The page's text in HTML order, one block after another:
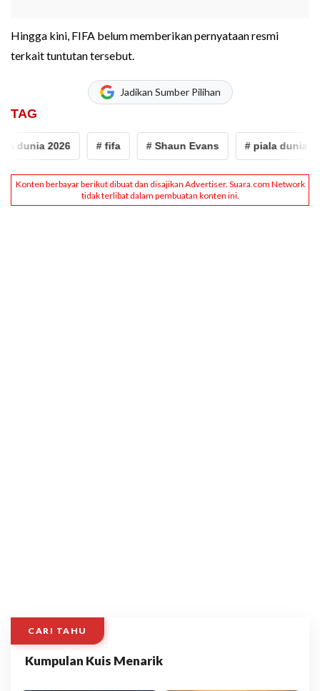
Hingga kini, FIFA belum memberikan pernyataan resmi
terkait tuntutan tersebut.
Jadikan Sumber Pilihan
TAG
dunia 2026 # fifa # Shaun Evans # piala dunia
CARI TAHU
Kumpulan Kuis Menarik